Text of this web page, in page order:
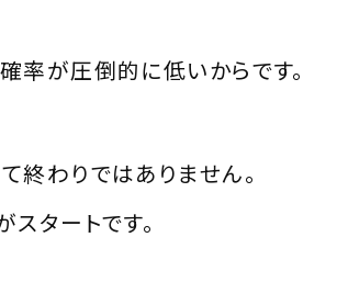
率が圧倒的に低いからです。
終わりではありません。
スタートです。